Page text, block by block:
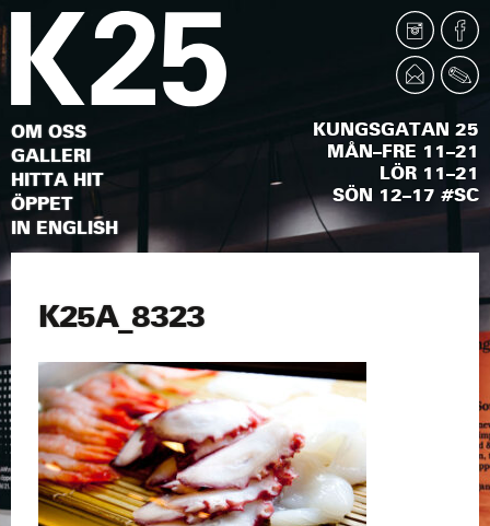
KUNGSGATAN 25
MÅN–FRE 11–21
LÖR 11–21
SÖN 12–17 #SC
OM OSS
GALLERI
HITTA HIT
ÖPPET
IN ENGLISH
K25A_8323